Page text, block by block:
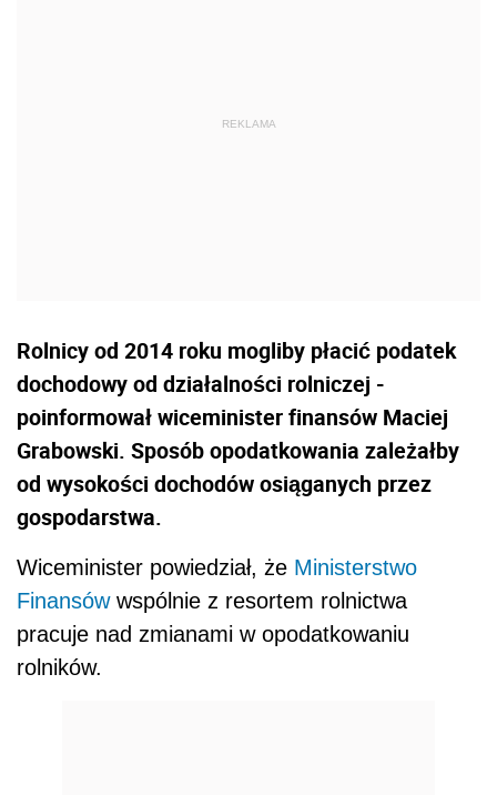
Rolnicy od 2014 roku mogliby płacić podatek
dochodowy od działalności rolniczej -
poinformował wiceminister finansów Maciej
Grabowski. Sposób opodatkowania zależałby
od wysokości dochodów osiąganych przez
gospodarstwa.
Wiceminister powiedział, że Ministerstwo
Finansówwspólnie z resortem rolnictwa
pracuje nad zmianami w opodatkowaniu
rolników.